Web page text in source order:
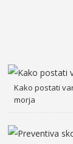
Kako postati
morja